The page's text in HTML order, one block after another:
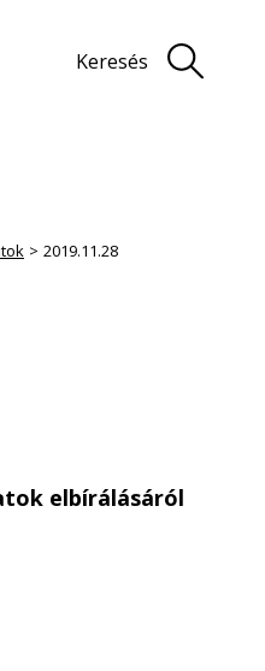
Keresés
2019.11.28
elbírálásáról